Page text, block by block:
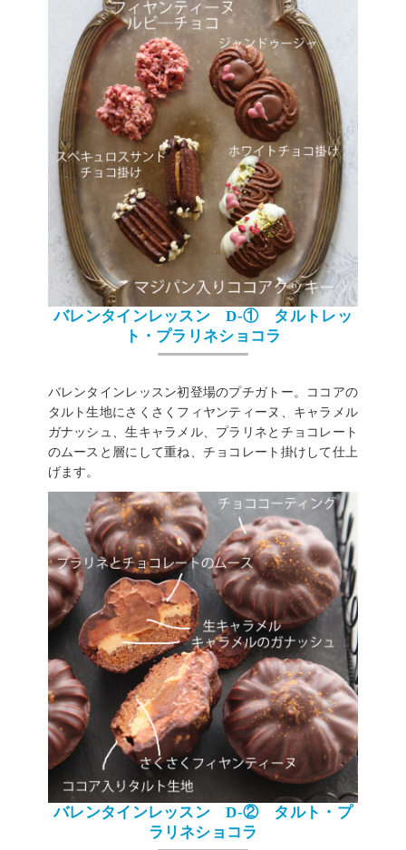
バレンタインレッスン D-① タルトレッ
ト・プラリネショコラ
バレンタインレッスン初登場のプチガトー。ココアの
タルト生地にさくさくフィヤンティーヌ、キャラメル
ガナッシュ、生キャラメル、プラリネとチョコレート
のムースと層にして重ね、チョコレート掛けして仕上
げます。
バレンタインレッスン D-② タルト・プ
ラリネショコラ